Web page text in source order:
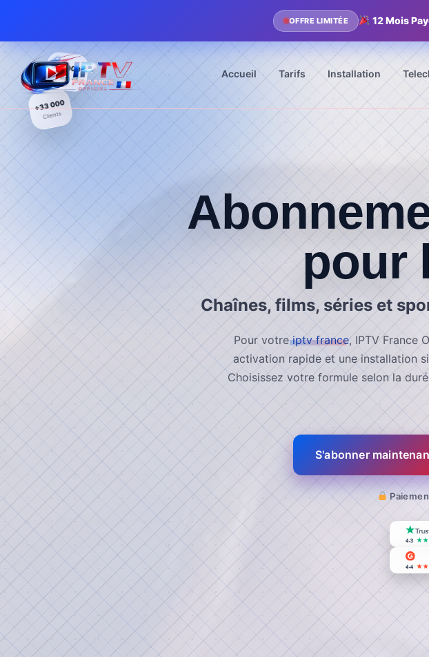
OFFRE LIMITÉE 12 Mois
Accueil Tarifs Installation
Accueil
Tarifs
Installation
Telechargement
Blog
Liste des Chaines
+33 000
Clients
160 000+
Films 4K
pour
Chaînes, films, séries et
Pour votreiptv france, IPTV France
activation rapide et une installation
Choisissez votre formule selon la
S'abonner